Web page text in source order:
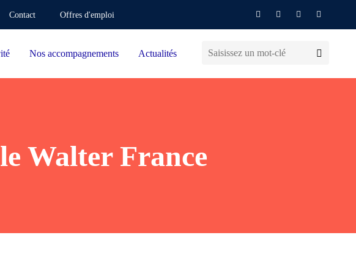
Contact Offres d'emploi
Nos accompagnements Actualités
Walter France